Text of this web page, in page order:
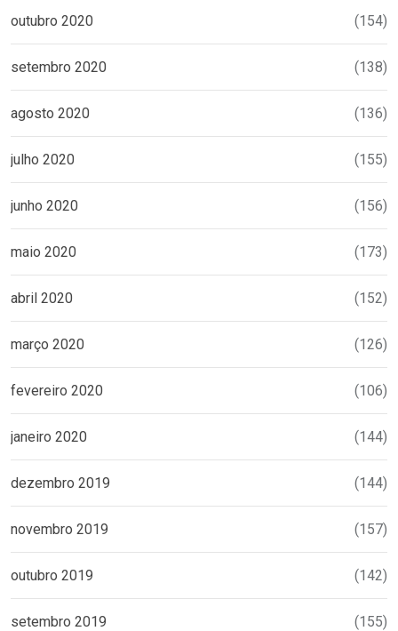
outubro 2020 (154)
setembro 2020 (138)
agosto 2020 (136)
julho 2020 (155)
junho 2020 (156)
maio 2020 (173)
abril 2020 (152)
março 2020 (126)
fevereiro 2020 (106)
janeiro 2020 (144)
dezembro 2019 (144)
novembro 2019 (157)
outubro 2019 (142)
setembro 2019 (155)